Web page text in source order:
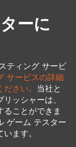
ーに
ティング サービ
サービスの詳細
さい。 当社と
ッシャーは、
ることができま
ゲーム テスター
ます。